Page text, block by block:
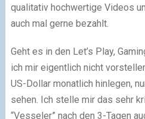
qualitativ hochwertige Videos
auch mal gerne bezahlt.
Geht es in den Let’s Play,
ich mir eigentlich nicht
US-Dollar monatlich hinlegen,
sehen. Ich stelle mir das sehr
“Vesseler” nach den 3-Tagen